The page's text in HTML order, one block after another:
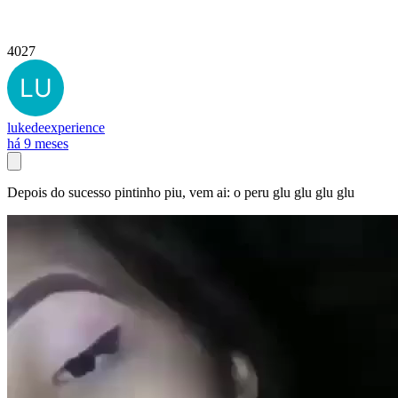
4027
lukedeexperience
há 9 meses
Depois do sucesso pintinho piu, vem ai: o peru glu glu glu glu